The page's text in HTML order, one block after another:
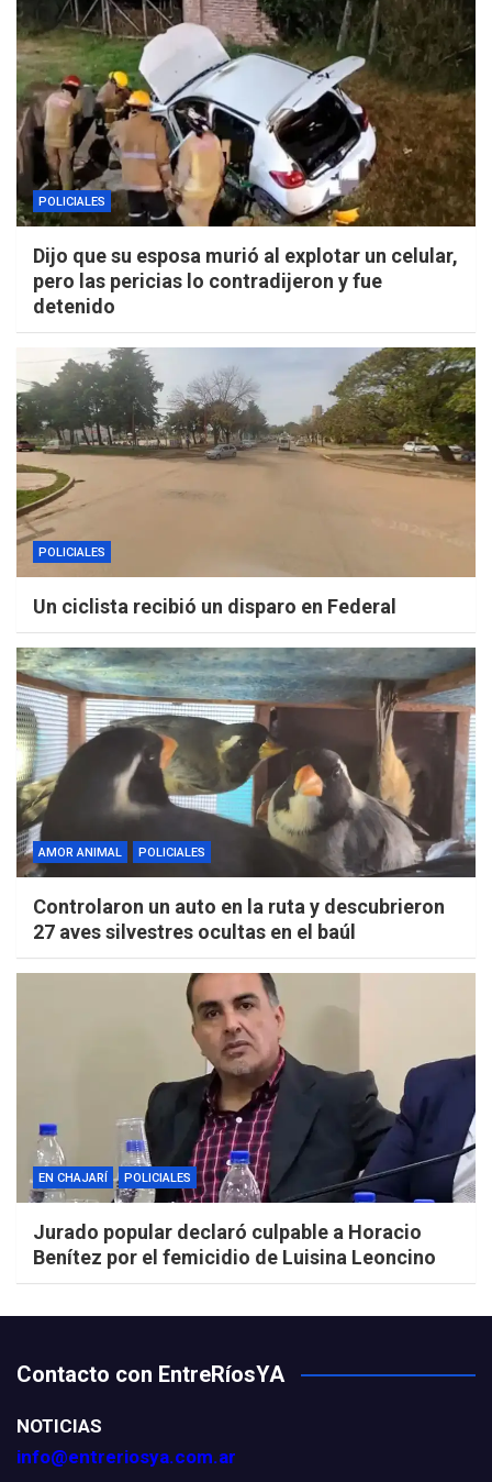
POLICIALES
Dijo que su esposa murió al explotar un celular,
pero las pericias lo contradijeron y fue
detenido
POLICIALES
Un ciclista recibió un disparo en Federal
AMOR ANIMAL POLICIALES
Controlaron un auto en la ruta y descubrieron
27 aves silvestres ocultas en el baúl
EN CHAJARÍ POLICIALES
Jurado popular declaró culpable a Horacio
Benítez por el femicidio de Luisina Leoncino
Contacto con EntreRíosYA
NOTICIAS
info@entreriosya.com.ar